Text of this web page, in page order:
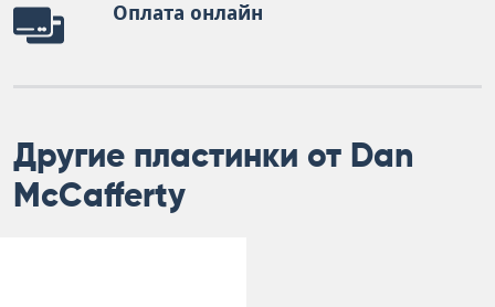
Оплата онлайн
Другие пластинки от Dan
McCafferty